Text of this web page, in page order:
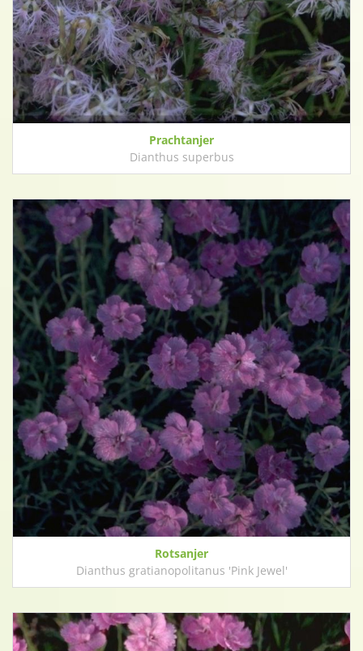
Prachtanjer
Dianthus superbus
Rotsanjer
Dianthus gratianopolitanus 'Pink Jewel'